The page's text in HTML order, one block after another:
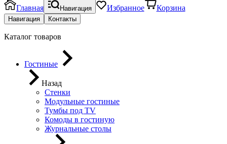
Главная Навигация Избранное Корзина
Навигация Контакты
Каталог товаров
Гостиные
Назад
Стенки
Модульные гостиные
Тумбы под ТV
Комоды в гостиную
Журнальные столы